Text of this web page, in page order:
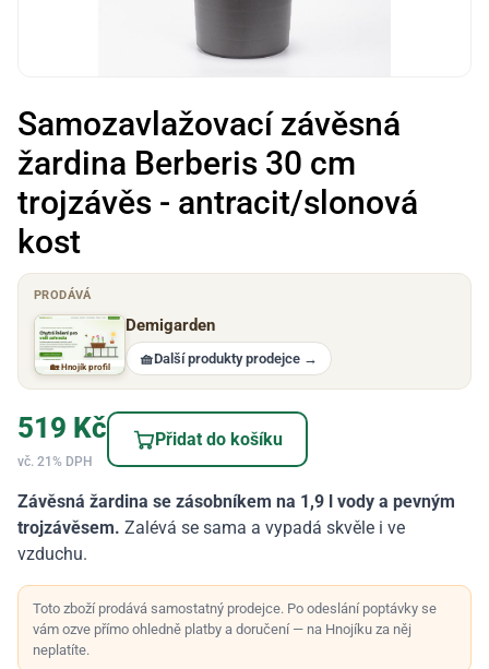
Samozavlažovací závěsná
žardina Berberis 30 cm
trojzávěs - antracit/slonová
kost
PRODÁVÁ
🏡 Hnojík profil
Demigarden
🧺Další produkty prodejce →
519 Kč
vč. 21% DPH
Přidat do košíku
Závěsná žardina se zásobníkem na 1,9 l vody a pevným
trojzávěsem. Zalévá se sama a vypadá skvěle i ve
vzduchu.
Toto zboží prodává samostatný prodejce. Po odeslání poptávky se
vám ozve přímo ohledně platby a doručení — na Hnojíku za něj
neplatíte.